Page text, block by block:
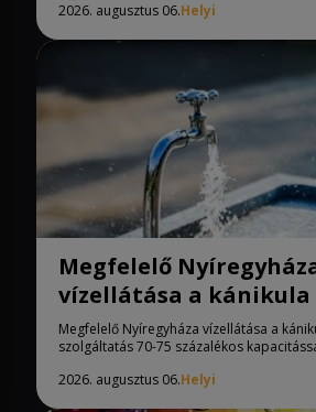
2026. augusztus 06.Helyi
Megfelelő
vízellátása a kánikula
Megfelelő Nyíregyháza vízellátása a
szolgáltatás 70-75 százalékos
2026. augusztus 06.Helyi